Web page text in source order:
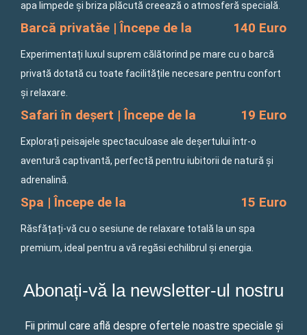
apa limpede și briza plăcută creează o atmosferă specială.
Barcă privatăe | Începe de la 140 Euro
Experimentați luxul suprem călătorind pe mare cu o barcă
privată dotată cu toate facilitățile necesare pentru confort
și relaxare.
Safari în deșert | Începe de la 19 Euro
Explorați peisajele spectaculoase ale deșertului într-o
aventură captivantă, perfectă pentru iubitorii de natură și
adrenalină.
Spa | Începe de la 15 Euro
Răsfățați-vă cu o sesiune de relaxare totală la un spa
premium, ideal pentru a vă regăsi echilibrul și energia.
Abonați-vă la newsletter-ul nostru
Fii primul care află despre ofertele noastre speciale și